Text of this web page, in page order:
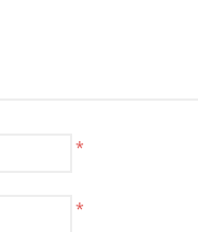
*
*